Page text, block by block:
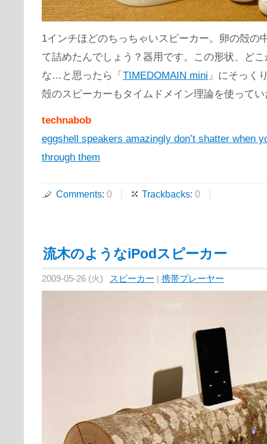
1インチほどのちっちゃいスピーカー。卵の殻の
て詰めたんでしょう？器用です。この形状、ど
な…と思ったら「 TIMEDOMAIN mini 」にそっく
殻のスピーカーもタイムドメイン理論を使って
technabob
eggshell speakers amazingly don’t shatter when
through them
Comments: 0 Trackbacks: 0
流木のようなiPodスピーカー
2009-05-26 (火) スピーカー 携帯プレーヤー